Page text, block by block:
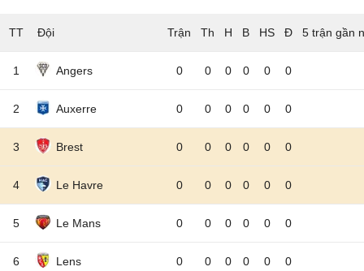
TT Đội 5 trận gần
1 Angers 0 0 0 0 0 0
2 Auxerre 0 0 0 0 0 0
3 Brest 0 0 0 0 0 0
4 Le Havre 0 0 0 0 0 0
5 Le Mans 0 0 0 0 0 0
6 Lens 0 0 0 0 0 0